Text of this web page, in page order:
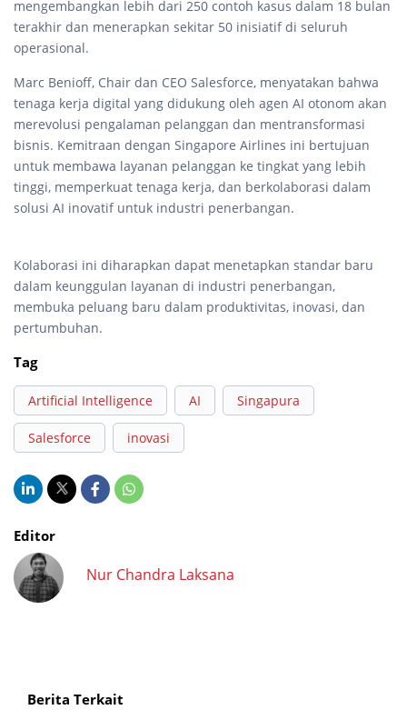
mengembangkan lebih dari 250 contoh kasus dalam 18 bulan
terakhir dan menerapkan sekitar 50 inisiatif di seluruh
operasional.
Marc Benioff, Chair dan CEO Salesforce, menyatakan bahwa
tenaga kerja digital yang didukung oleh agen AI otonom akan
merevolusi pengalaman pelanggan dan mentransformasi
bisnis. Kemitraan dengan Singapore Airlines ini bertujuan
untuk membawa layanan pelanggan ke tingkat yang lebih
tinggi, memperkuat tenaga kerja, dan berkolaborasi dalam
solusi AI inovatif untuk industri penerbangan.
Kolaborasi ini diharapkan dapat menetapkan standar baru
dalam keunggulan layanan di industri penerbangan,
membuka peluang baru dalam produktivitas, inovasi, dan
pertumbuhan.
Tag
Artificial Intelligence AI Singapura
Salesforce inovasi
Editor
Nur Chandra Laksana
Berita Terkait